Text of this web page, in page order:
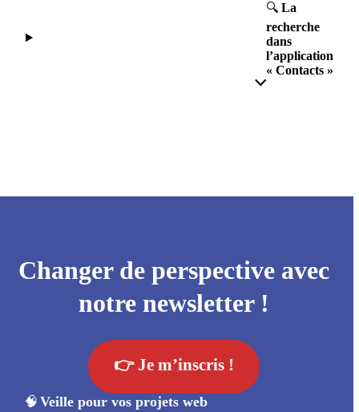
🔍 La
recherche
dans
l’application
« Contacts »
Changer de perspective avec
notre newsletter !
👉 Je m’inscris !
🧠 Veille pour vos projets web